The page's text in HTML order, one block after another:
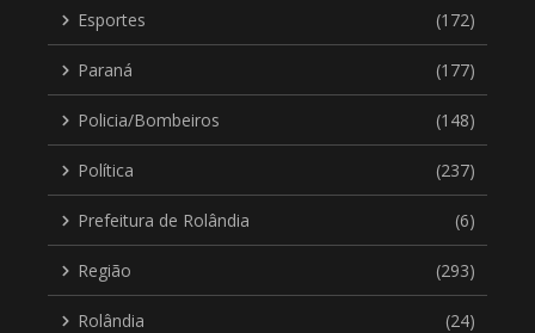
Esportes (172)
Paraná (177)
Policia/Bombeiros (148)
Política (237)
Prefeitura de Rolândia (6)
Região (293)
Rolândia (24)